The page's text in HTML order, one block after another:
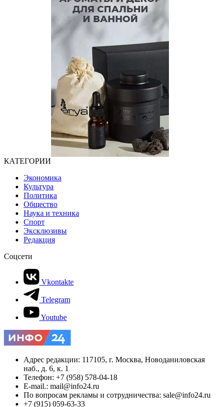
КАТЕГОРИИ
Экономика
Культура
Политика
Общество
Наука и техника
Спорт
Эксклюзивы
Редакция
Соцсети
Vkontakte
Telegram
Youtube
Адрес редакции: 117105, г. Москва, Новоданиловская
наб., д. 6, к. 1
Телефон: +7 (958) 578-04-18
E-mail.: mail@info24.ru
По вопросам рекламы и сотрудничества: sale@info24.ru
+7 (915) 059-63-33